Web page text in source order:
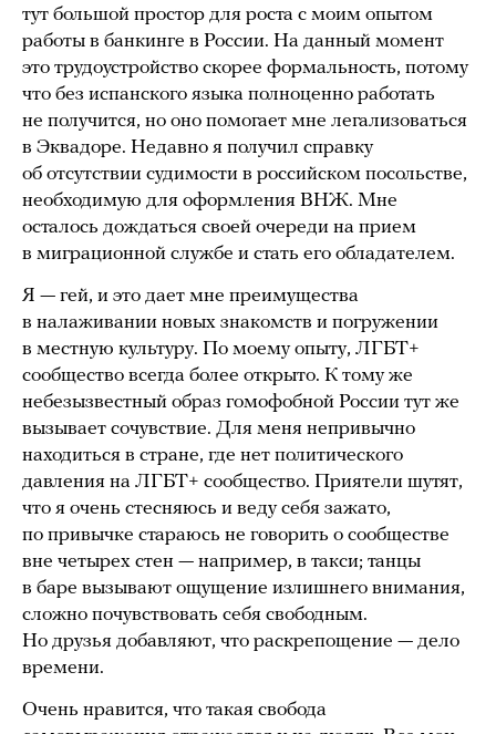
тут большой простор для роста с моим опытом
работы в банкинге в России. На данный момент
это трудоустройство скорее формальность, потому
что без испанского языка полноценно работать
не получится, но оно помогает мне легализоваться
в Эквадоре. Недавно я получил справку
об отсутствии судимости в российском посольстве,
необходимую для оформления ВНЖ. Мне
осталось дождаться своей очереди на прием
в миграционной службе и стать его обладателем.
Я — гей, и это дает мне преимущества
в налаживании новых знакомств и погружении
в местную культуру. По моему опыту, ЛГБТ+
сообщество всегда более открыто. К тому же
небезызвестный образ гомофобной России тут же
вызывает сочувствие. Для меня непривычно
находиться в стране, где нет политического
давления на ЛГБТ+ сообщество. Приятели шутят,
что я очень стесняюсь и веду себя зажато,
по привычке стараюсь не говорить о сообществе
вне четырех стен — например, в такси; танцы
в баре вызывают ощущение излишнего внимания,
сложно почувствовать себя свободным.
Но друзья добавляют, что раскрепощение — дело
времени.
Очень нравится, что такая свобода